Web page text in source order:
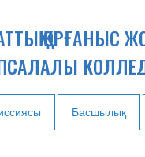
ҚОРҒАНЫС
Басшылық